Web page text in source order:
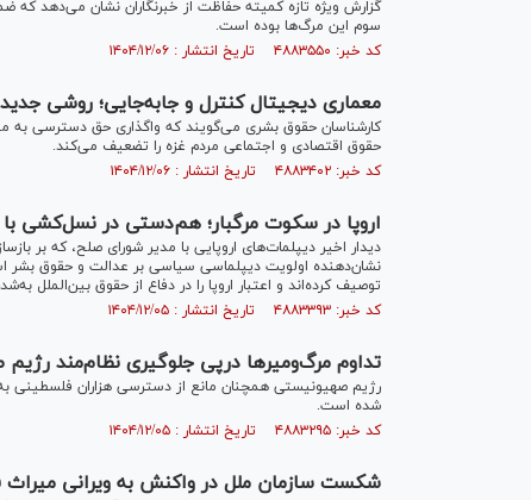
سوم این مرگ‌ها بوده است.
کد خبر: ۴۸۸۳۵۵۰ تاریخ انتشار : ۱۴۰۴/۱۲/۰۶
معماری دیجیتال کنترل و جابه‌جایی؛ روشی
کارشناسان حقوق بشری می‌گویند که واگذاری حق دسترسی
حقوق اقتصادی و اجتماعی مردم غزه را تضعیف می‌کند.
کد خبر: ۴۸۸۳۴۰۲ تاریخ انتشار : ۱۴۰۴/۱۲/۰۶
اروپا در سکوت مرگبار؛ هم‌دستی در نسل‌کشی
دیدار اخیر دیپلمات‌های اروپایی با مدیر شورای صلح، که بر
نشان‌دهنده اولویت دیپلماسی سیاسی بر عدالت و حقوق
توصیف کرده‌اند و اعتبار اروپا را در دفاع از حقوق بین‌الملل
کد خبر: ۴۸۸۳۳۹۳ تاریخ انتشار : ۱۴۰۴/۱۲/۰۵
تداوم مرگ‌ومیرها درپی جلوگیری نظام‌مند
رژیم صهیونیستی همچنان مانع از دسترسی هزاران فلسطینی
شده است.
کد خبر: ۴۸۸۳۲۹۵ تاریخ انتشار : ۱۴۰۴/۱۲/۰۵
شکست سازمان ملل در واکنش به ویرانی میراث